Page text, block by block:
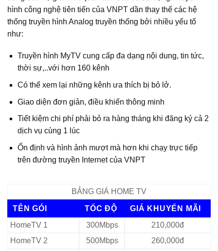
hình công nghệ tiên tiến của VNPT dần thay thế các hệ
thống truyền hình Analog truyền thống bởi nhiều yếu tố
như:
Truyền hình MyTV cung cấp đa dạng nội dung, tin tức,
thời sự,..với hơn 160 kênh
Có thể xem lại những kênh ưa thích bị bỏ lở.
Giao diện đơn giản, điều khiển thông minh
Tiết kiệm chi phí phải bỏ ra hàng tháng khi đăng ký cả 2
dịch vụ cùng 1 lúc
Ổn định và hình ảnh mượt mà hơn khi chạy trực tiếp
trên đường truyền Internet của VNPT
BẢNG GIÁ HOME TV
TÊN GÓI TỐC ĐỘ
GIÁ KHUYẾN MÃI
HomeTV 1
300Mbps
210,000đ
HomeTV 2
500Mbps
260,000đ